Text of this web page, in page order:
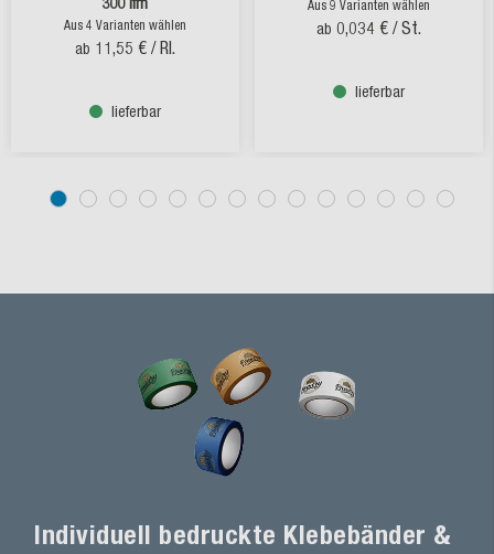
300 lfm
Aus 4 Varianten wählen
ab 11,55 € / Rl.
lieferbar
Aus 9 Varianten wählen
ab 0,034 € / St.
lieferbar
Individuell bedruckte Klebebänder &